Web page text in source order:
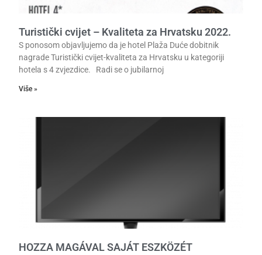
Turistički cvijet – Kvaliteta za Hrvatsku 2022.
S ponosom objavljujemo da je hotel Plaža Duće dobitnik
nagrade Turistički cvijet-kvaliteta za Hrvatsku u kategoriji
hotela s 4 zvjezdice. Radi se o jubilarnoj
Više »
HOZZA MAGÁVAL SAJÁT ESZKÖZÉT